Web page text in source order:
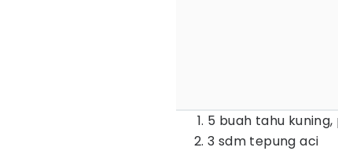
5 buah tahu
3 sdm tepung aci